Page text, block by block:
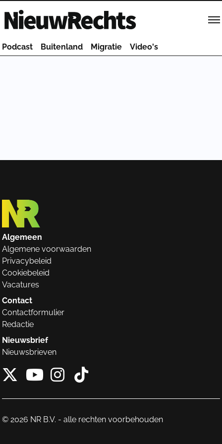
Homepage van NieuwRechts
Podcast Buitenland Migratie Video's
Algemeen
Algemene voorwaarden
Privacybeleid
Cookiebeleid
Vacatures
Contact
Contactformulier
Redactie
Nieuwsbrief
Nieuwsbrieven
X van NieuwRechts
Instagram van
Tiktok van
© 2026 NR B.V. - alle rechten voorbehouden